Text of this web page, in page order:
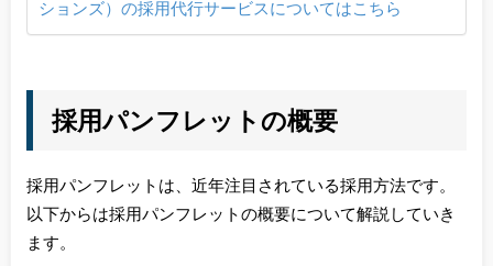
ションズ）の採用代行サービスについてはこちら
採用パンフレットの概要
採用パンフレットは、近年注目されている採用方法です。
以下からは採用パンフレットの概要について解説していき
ます。